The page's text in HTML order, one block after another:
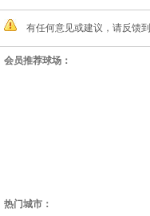
有任何意见或建议，请反馈到
会员推荐球场：
热门城市：